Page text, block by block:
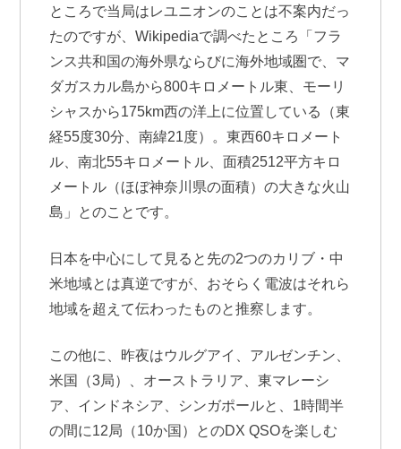
ところで当局はレユニオンのことは不案内だっ
たのですが、Wikipediaで調べたところ「フラ
ンス共和国の海外県ならびに海外地域圏で、マ
ダガスカル島から800キロメートル東、モーリ
シャスから175km西の洋上に位置している（東
経55度30分、南緯21度）。東西60キロメート
ル、南北55キロメートル、面積2512平方キロ
メートル（ほぼ神奈川県の面積）の大きな火山
島」とのことです。
日本を中心にして見ると先の2つのカリブ・中
米地域とは真逆ですが、おそらく電波はそれら
地域を超えて伝わったものと推察します。
この他に、昨夜はウルグアイ、アルゼンチン、
米国（3局）、オーストラリア、東マレーシ
ア、インドネシア、シンガポールと、1時間半
の間に12局（10か国）とのDX QSOを楽しむ